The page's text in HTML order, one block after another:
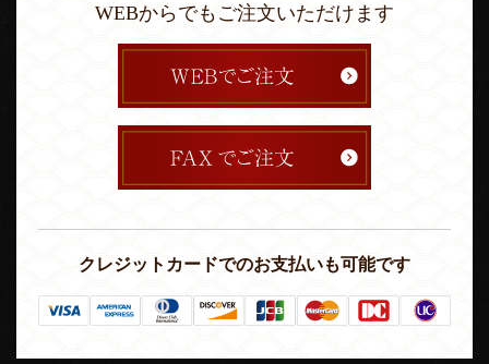
WEBからでもご注文いただけます
クレジットカードでのお支払いも可能です